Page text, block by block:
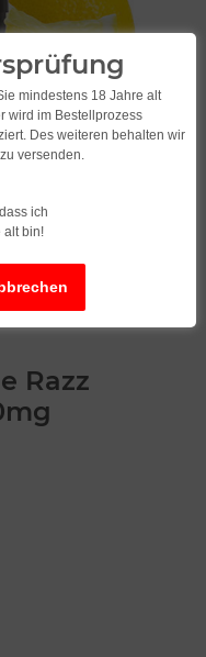
Razz
mindestens 18 Jahre alt
wird im Bestellprozess
Des weiteren behalten wir
versenden.
ich
alt bin!